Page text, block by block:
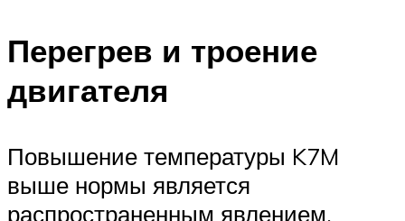
Перегрев и троение
двигателя
Повышение температуры K7M
выше нормы является
распространенным явлением.